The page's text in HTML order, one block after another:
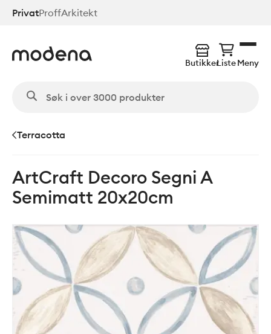
Hopp
PrivatProffArkitekt
ButikkerListeMeny
Terracotta
ArtCraft Decoro Segni A
Semimatt 20x20cm